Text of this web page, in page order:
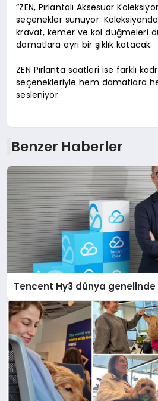
“ZEN, Pırlantalı Aksesuar
seçenekler sunuyor.
kravat, kemer ve kol düğmeleri
damatlara ayrı bir şıklık katacak.
ZEN Pırlanta saatleri ise farklı
seçenekleriyle hem damatlara
sesleniyor.
Benzer Haberler
Tencent Hy3 dünya